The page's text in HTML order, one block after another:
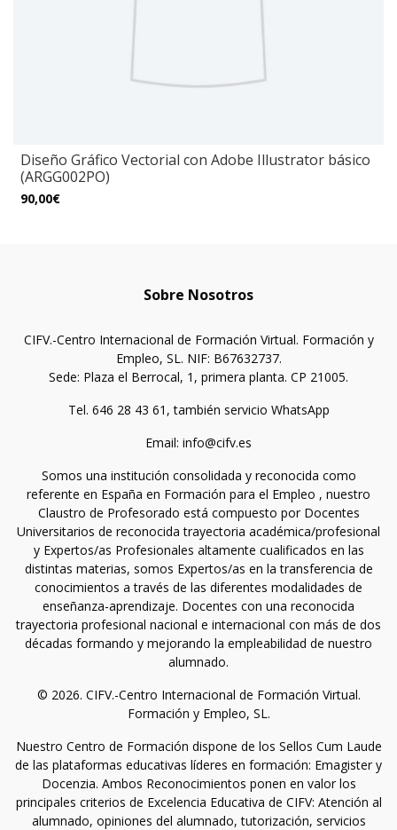
Diseño Gráfico Vectorial con Adobe Illustrator básico
(ARGG002PO)
90,00€
Sobre Nosotros
CIFV.-Centro Internacional de Formación Virtual. Formación y
Empleo, SL. NIF: B67632737.
Sede: Plaza el Berrocal, 1, primera planta. CP 21005.
Tel. 646 28 43 61, también servicio WhatsApp
Email: info@cifv.es
Somos una institución consolidada y reconocida como
referente en España en Formación para el Empleo , nuestro
Claustro de Profesorado está compuesto por Docentes
Universitarios de reconocida trayectoria académica/profesional
y Expertos/as Profesionales altamente cualificados en las
distintas materias, somos Expertos/as en la transferencia de
conocimientos a través de las diferentes modalidades de
enseñanza-aprendizaje. Docentes con una reconocida
trayectoria profesional nacional e internacional con más de dos
décadas formando y mejorando la empleabilidad de nuestro
alumnado.
© 2026. CIFV.-Centro Internacional de Formación Virtual.
Formación y Empleo, SL.
Nuestro Centro de Formación dispone de los Sellos Cum Laude
de las plataformas educativas líderes en formación: Emagister y
Docenzia. Ambos Reconocimientos ponen en valor los
principales criterios de Excelencia Educativa de CIFV: Atención al
alumnado, opiniones del alumnado, tutorización, servicios